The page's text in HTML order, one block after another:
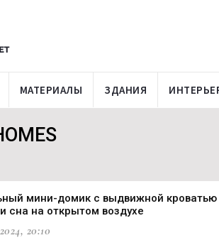
МАТЕРИАЛЫ ЗДАНИЯ
мини-домик с выдвижной кроватью
сна на открытом воздухе
20:10